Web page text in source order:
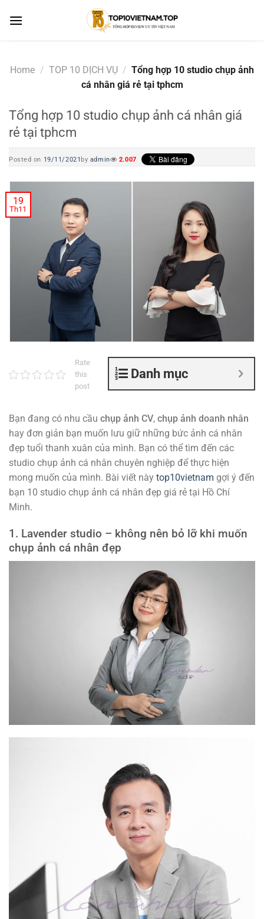
Home / TOP 10 DỊCH VỤ / Tổng hợp 10 studio chụp ảnh
cá nhân giá rẻ tại tphcm
Tổng hợp 10 studio chụp ảnh cá nhân giá
rẻ tại tphcm
Posted on 19/11/2021 by admin 2.007
19
Th11
Danh mục
Rate
this
post
Bạn đang có nhu cầu chụp ảnh CV, chụp ảnh doanh nhân
hay đơn giản bạn muốn lưu giữ những bức ảnh cá nhân
đẹp tuổi thanh xuân của mình. Bạn có thể tìm đến các
studio chụp ảnh cá nhân chuyên nghiệp để thực hiện
mong muốn của mình. Bài viết này top10vietnam gợi ý đến
bạn 10 studio chụp ảnh cá nhân đẹp giá rẻ tại Hồ Chí
Minh.
1. Lavender studio – không nên bỏ lỡ khi muốn
chụp ảnh cá nhân đẹp